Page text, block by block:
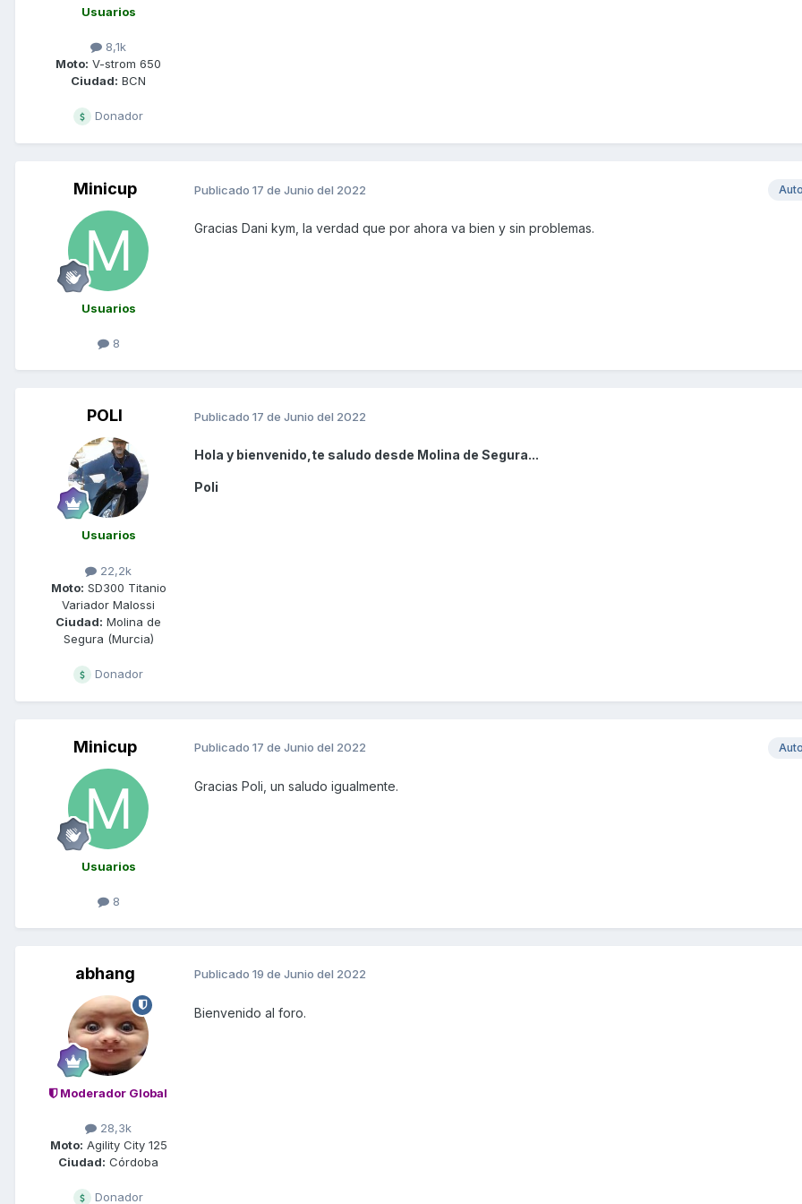
Usuarios
8,1k
Moto: V-strom 650
Ciudad: BCN
Donador
Minicup
Usuarios
8
Publicado 17 de Junio del 2022
Gracias Dani kym, la verdad que por ahora va bien y sin problemas.
POLI
Usuarios
22,2k
Moto: SD300 Titanio
Variador Malossi
Ciudad: Molina de
Segura (Murcia)
Donador
Publicado 17 de Junio del 2022
Hola y bienvenido,te saludo desde Molina de Segura...
Poli
Minicup
Usuarios
8
Publicado 17 de Junio del 2022
Gracias Poli, un saludo igualmente.
abhang
Moderador Global
28,3k
Moto: Agility City 125
Ciudad: Córdoba
Donador
Publicado 19 de Junio del 2022
Bienvenido al foro.